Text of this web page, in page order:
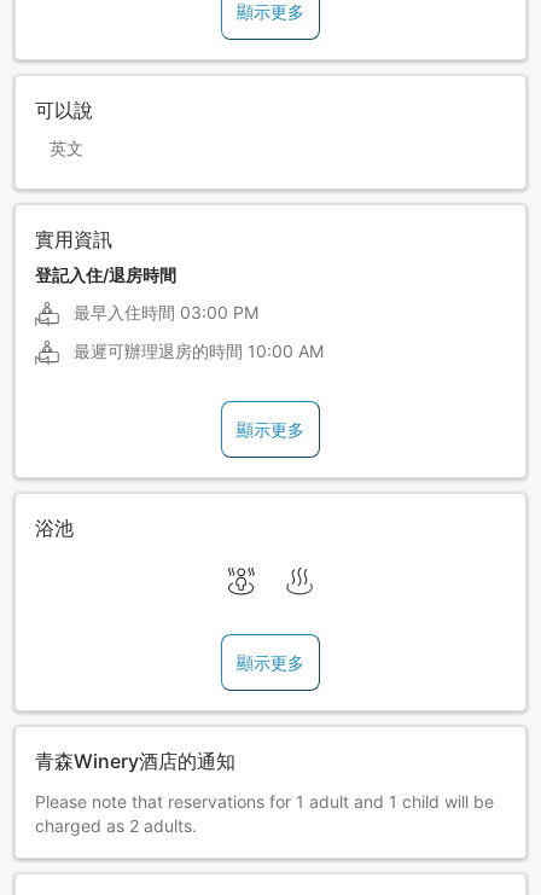
顯示更多
可以說
英文
實用資訊
登記入住/退房時間
最早入住時間 03:00 PM
最遲可辦理退房的時間 10:00 AM
顯示更多
浴池
顯示更多
青森Winery酒店的通知
Please note that reservations for 1 adult and 1 child will be
charged as 2 adults.